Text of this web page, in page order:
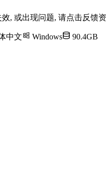
, 或出现问题, 请点击反馈
中文 Windows 90.4GB